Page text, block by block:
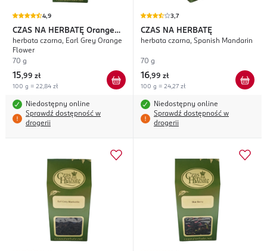
4,9
CZAS NA HERBATĘ Orange
Flower
herbata czarna, Earl Grey Orange
Flower
70 g
15,99 zł
100 g = 22,84 zł
Niedostępny online
Sprawdź dostępność w
drogerii
3,7
CZAS NA HERBATĘ
herbata czarna, Spanish Mandarin
70 g
16,99 zł
100 g = 24,27 zł
Niedostępny online
Sprawdź dostępność w
drogerii